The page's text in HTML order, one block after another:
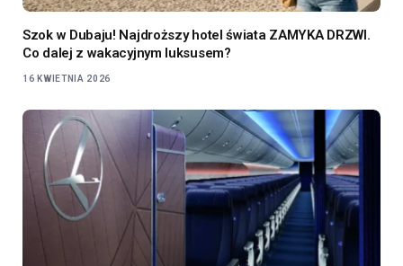
Szok w Dubaju! Najdroższy hotel świata ZAMYKA DRZWI.
Co dalej z wakacyjnym luksusem?
16 KWIETNIA 2026